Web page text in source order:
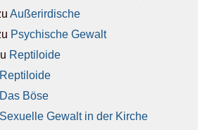
Außer­ir­di­sche
Psy­chi­sche Gewalt
Rep­ti­lo­ide
Rep­ti­lo­ide
Das Böse
Sexu­el­le Gewalt in der Kir­che